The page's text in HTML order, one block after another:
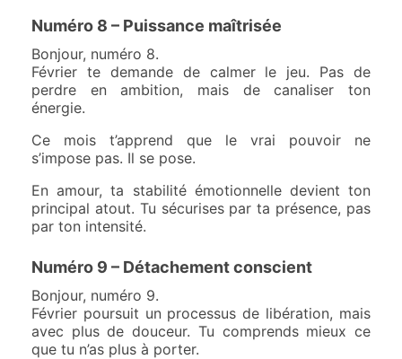
Numéro 8 – Puissance maîtrisée
Bonjour, numéro 8.
Février te demande de calmer le jeu. Pas de
perdre en ambition, mais de canaliser ton
énergie.
Ce mois t’apprend que le vrai pouvoir ne
s’impose pas. Il se pose.
En amour, ta stabilité émotionnelle devient ton
principal atout. Tu sécurises par ta présence, pas
par ton intensité.
Numéro 9 – Détachement conscient
Bonjour, numéro 9.
Février poursuit un processus de libération, mais
avec plus de douceur. Tu comprends mieux ce
que tu n’as plus à porter.